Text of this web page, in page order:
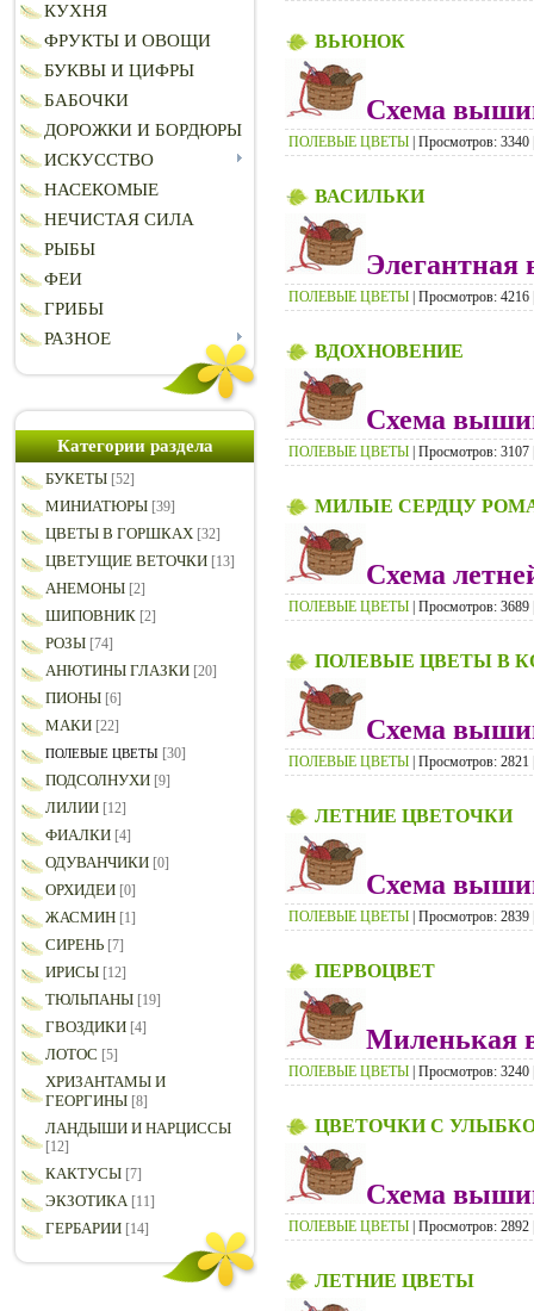
КУХНЯ
ФРУКТЫ И ОВОЩИ
БУКВЫ И ЦИФРЫ
БАБОЧКИ
ДОРОЖКИ И БОРДЮРЫ
ИСКУССТВО
НАСЕКОМЫЕ
НЕЧИСТАЯ СИЛА
РЫБЫ
ФЕИ
ГРИБЫ
РАЗНОЕ
Категории раздела
БУКЕТЫ [52]
МИНИАТЮРЫ [39]
ЦВЕТЫ В ГОРШКАХ [32]
ЦВЕТУЩИЕ ВЕТОЧКИ [13]
АНЕМОНЫ [2]
ШИПОВНИК [2]
РОЗЫ [74]
АНЮТИНЫ ГЛАЗКИ [20]
ПИОНЫ [6]
МАКИ [22]
ПОЛЕВЫЕ ЦВЕТЫ [30]
ПОДСОЛНУХИ [9]
ЛИЛИИ [12]
ФИАЛКИ [4]
ОДУВАНЧИКИ [0]
ОРХИДЕИ [0]
ЖАСМИН [1]
СИРЕНЬ [7]
ИРИСЫ [12]
ТЮЛЬПАНЫ [19]
ГВОЗДИКИ [4]
ЛОТОС [5]
ХРИЗАНТАМЫ И
ГЕОРГИНЫ [8]
ЛАНДЫШИ И НАРЦИССЫ
[12]
КАКТУСЫ [7]
ЭКЗОТИКА [11]
ГЕРБАРИИ [14]
ВЬЮНОК
Схема
ПОЛЕВЫЕ ЦВЕТЫ | Просмотров:
ВАСИЛЬКИ
ПОЛЕВЫЕ ЦВЕТЫ | Просмотров:
ВДОХНОВЕНИЕ
Схема
ПОЛЕВЫЕ ЦВЕТЫ | Просмотров:
МИЛЫЕ СЕРДЦУ
Схема
ПОЛЕВЫЕ ЦВЕТЫ | Просмотров:
ПОЛЕВЫЕ ЦВЕТЫ В
Схема
ПОЛЕВЫЕ ЦВЕТЫ | Просмотров:
ЛЕТНИЕ ЦВЕТОЧКИ
Схема
ПОЛЕВЫЕ ЦВЕТЫ | Просмотров:
ПЕРВОЦВЕТ
Миленькая
ПОЛЕВЫЕ ЦВЕТЫ | Просмотров:
ЦВЕТОЧКИ С
Схема
ПОЛЕВЫЕ ЦВЕТЫ | Просмотров:
ЛЕТНИЕ ЦВЕТЫ